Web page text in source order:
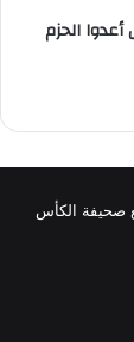
الحزم
صحيفة الكأس